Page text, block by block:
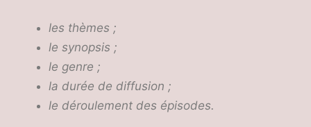
les thèmes ;
le synopsis ;
le genre ;
la durée de diffusion ;
le déroulement des épisodes.